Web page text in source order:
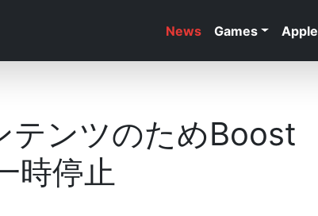
News Games Apple
ンツのためBoost
時停止